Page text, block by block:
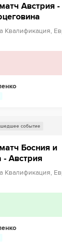
Австрия -
Квалификация,
событие
Босния и
- Австрия
Квалификация,